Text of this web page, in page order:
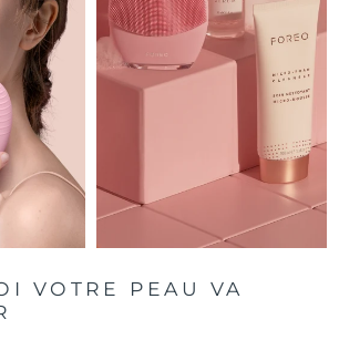
VOTRE PEAU VA
Livraison estimée 8/12/26
Livraison estimée 8/10/26
Livraison estimée8/18/26
Livraison estimée8/12/26